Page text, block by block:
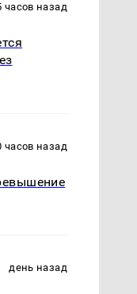
зиму в России
не ждал: как
часов назад
часов назад
день назад